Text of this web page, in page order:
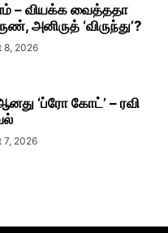
– வியக்க வைத்ததா
அனிருத் ‘விருந்து’?
8, 2026
‘ப்ரோ கோட்’ – ரவி
7, 2026